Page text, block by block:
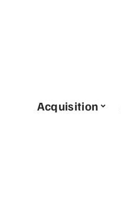
Acquisition